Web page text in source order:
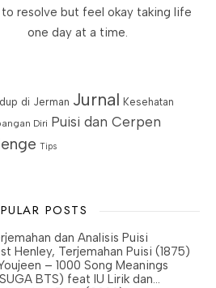
to resolve but feel okay taking life
one day at a time.
di Jerman Jurnal Kesehatan
Diri Puisi dan Cerpen
Tips
POSTS
dan Analisis Puisi
Henley, Terjemahan Puisi (1875)
– 1000 Song Meanings
BTS) feat IU Lirik dan…